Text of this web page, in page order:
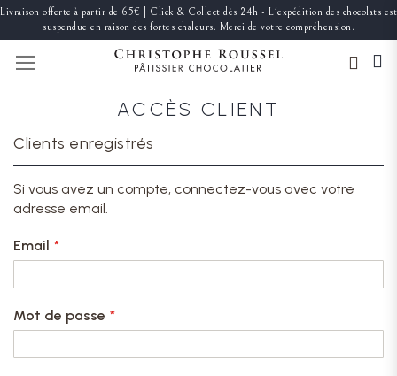
Livraison offerte à partir de 65€ | Click & Collect dès 24h - L'expédition des chocolats est
suspendue en raison des fortes chaleurs. Merci de votre compréhension.
ACCÈS CLIENT
Clients enregistrés
Si vous avez un compte, connectez-vous avec votre
adresse email.
Email
Mot de passe